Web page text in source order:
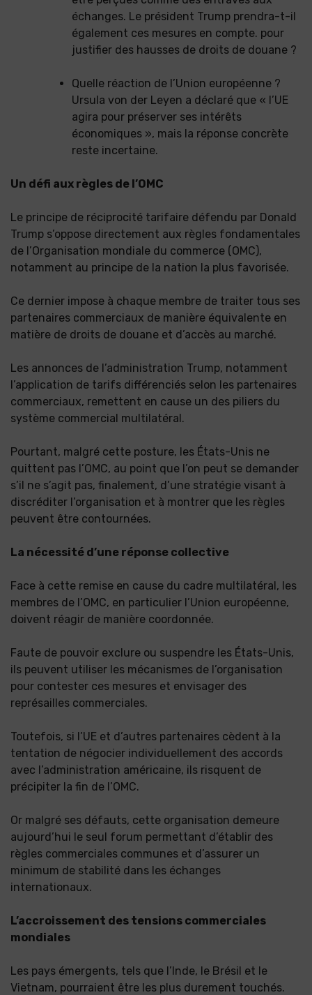
échanges. Le président Trump prendra-t-il
également ces mesures en compte. pour
justifier des hausses de droits de douane ?
Quelle réaction de l’Union européenne ?
Ursula von der Leyen a déclaré que « l’UE
agira pour préserver ses intérêts
économiques », mais la réponse concrète
reste incertaine.
Un défi aux règles de l’OMC
Le principe de réciprocité tarifaire défendu par Donald
Trump s’oppose directement aux règles fondamentales
de l’Organisation mondiale du commerce (OMC),
notamment au principe de la nation la plus favorisée.
Ce dernier impose à chaque membre de traiter tous ses
partenaires commerciaux de manière équivalente en
matière de droits de douane et d’accès au marché.
Les annonces de l’administration Trump, notamment
l’application de tarifs différenciés selon les partenaires
commerciaux, remettent en cause un des piliers du
système commercial multilatéral.
Pourtant, malgré cette posture, les États-Unis ne
quittent pas l’OMC, au point que l’on peut se demander
s’il ne s’agit pas, finalement, d’une stratégie visant à
discréditer l’organisation et à montrer que les règles
peuvent être contournées.
La nécessité d’une réponse collective
Face à cette remise en cause du cadre multilatéral, les
membres de l’OMC, en particulier l’Union européenne,
doivent réagir de manière coordonnée.
Faute de pouvoir exclure ou suspendre les États-Unis,
ils peuvent utiliser les mécanismes de l’organisation
pour contester ces mesures et envisager des
représailles commerciales.
Toutefois, si l’UE et d’autres partenaires cèdent à la
tentation de négocier individuellement des accords
avec l’administration américaine, ils risquent de
précipiter la fin de l’OMC.
Or malgré ses défauts, cette organisation demeure
aujourd’hui le seul forum permettant d’établir des
règles commerciales communes et d’assurer un
minimum de stabilité dans les échanges
internationaux.
L’accroissement des tensions commerciales
mondiales
Les pays émergents, tels que l’Inde, le Brésil et le
Vietnam, pourraient être les plus durement touchés.